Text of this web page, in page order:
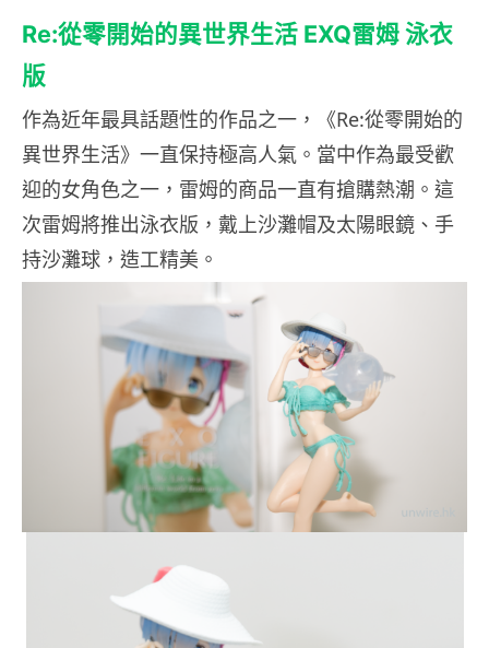
Re:從零開始的異世界生活 EXQ雷姆 泳衣
版
作為近年最具話題性的作品之一，《Re:從零開始的
異世界生活》一直保持極高人氣。當中作為最受歡
迎的女角色之一，雷姆的商品一直有搶購熱潮。這
次雷姆將推出泳衣版，戴上沙灘帽及太陽眼鏡、手
持沙灘球，造工精美。